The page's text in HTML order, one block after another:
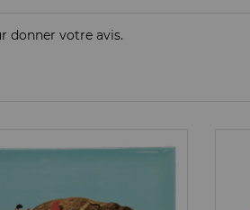
donner votre avis.